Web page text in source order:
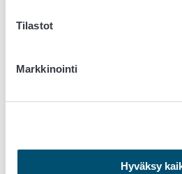
Tilastot
Markkinointi
Hyväksy
Täytäntöönpanoasetus (EU)
muuttaa 2021/1165 luetteloita